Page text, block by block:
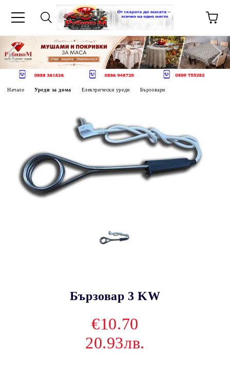
Начало Уреди за дома Електрически уреди Бързовари
Бързовар 3 KW
€10.70
20.93лв.